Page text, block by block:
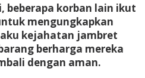
beberapa korban lain ikut
mengungkapkan
kejahatan jambret
berharga mereka
dengan aman.